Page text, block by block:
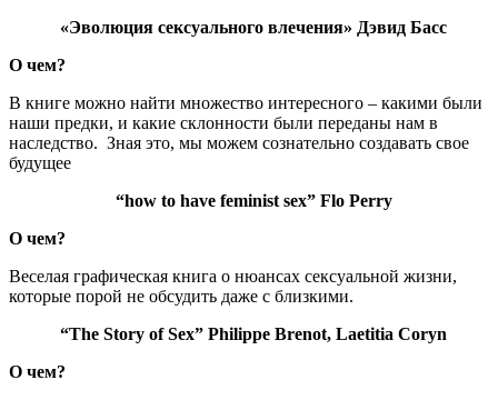
«Эволюция сексуального влечения» Дэвид Басс
О чем?
В книге можно найти множество интересного – какими были
наши предки, и какие склонности были переданы нам в
наследство. Зная это, мы можем сознательно создавать свое
будущее
“how to have feminist sex” Flo Perry
О чем?
Веселая графическая книга о нюансах сексуальной жизни,
которые порой не обсудить даже с близкими.
“The Story of Sex” Philippe Brenot, Laetitia Coryn
О чем?